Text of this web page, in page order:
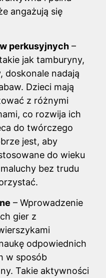
angażują się
perkusyjnych –
jak tamburyny,
doskonale nadają
Dzieci mają
z różnymi
co rozwija ich
do twórczego
jest, aby
do wieku
bez trudu
– Wprowadzenie
gier z
odpowiednich
w sposób
Takie aktywności